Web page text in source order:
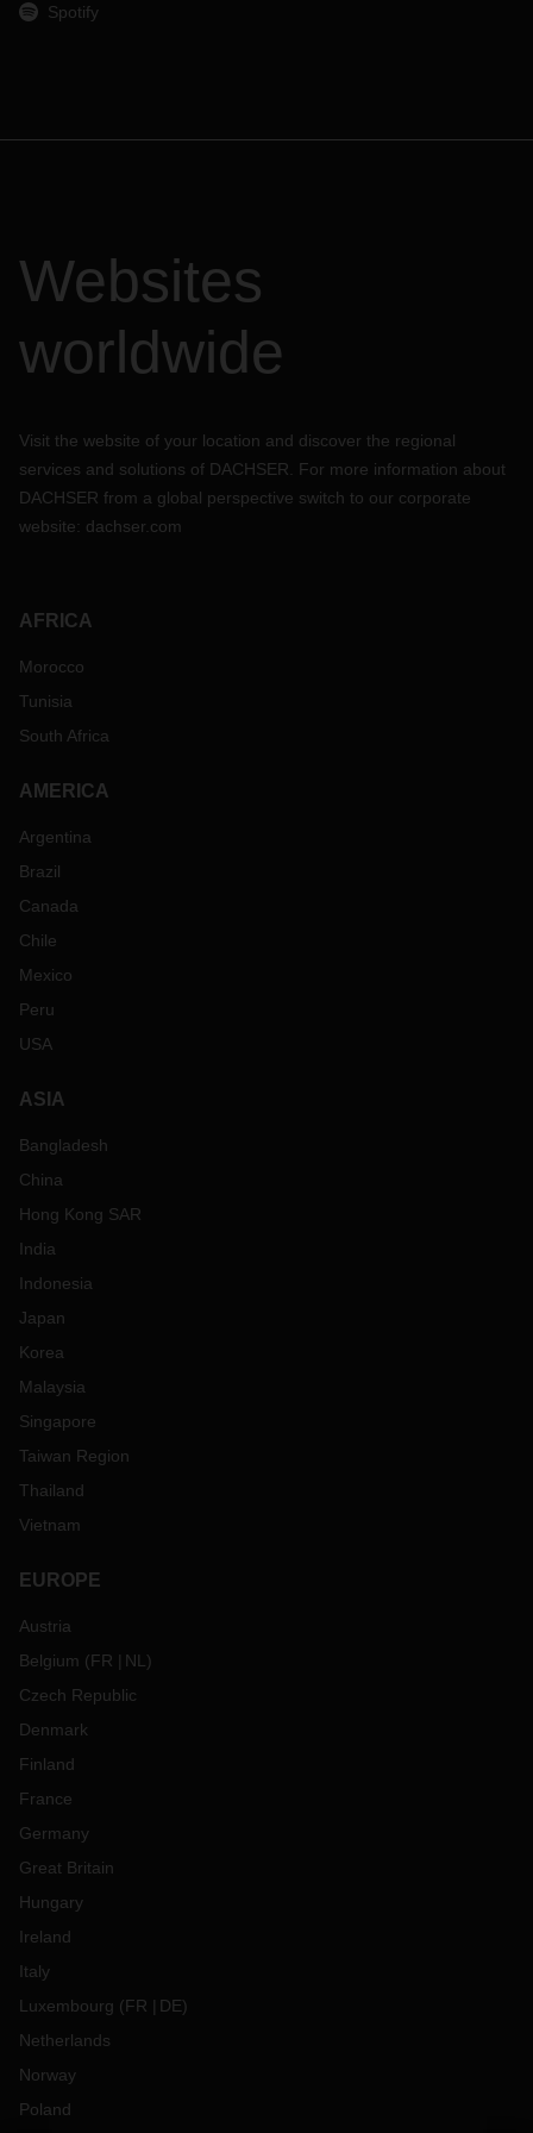
Ihrem Ansprechpartner in der jeweiligen DACHSER
jeweiligen DACHSER Landes-Websites.
Spotify
Websites
worldwide
Visit the website of your location and discover the regional
services and solutions of DACHSER. For more information about
DACHSER from a global perspective switch to our corporate
website: dachser.com
AFRICA
Morocco
Tunisia
South Africa
AMERICA
Argentina
Brazil
Canada
Chile
Mexico
Peru
USA
ASIA
Bangladesh
China
Hong Kong SAR
India
Indonesia
Japan
Korea
Malaysia
Singapore
Taiwan Region
Thailand
Vietnam
EUROPE
Austria
Belgium (FR NL )
Czech Republic
Denmark
Finland
France
Germany
Great Britain
Hungary
Ireland
Italy
Luxembourg (FR DE)
Netherlands
Norway
Poland